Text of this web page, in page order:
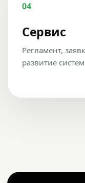
04
Сервис
Регламент,
развитие